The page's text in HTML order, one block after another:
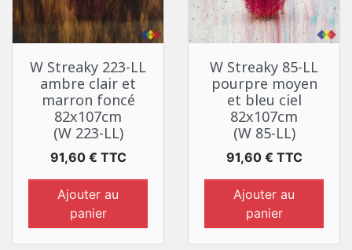
W Streaky 223-LL
ambre clair et
marron foncé
82x107cm
(W 223-LL)
Prix
91,60 € TTC
Ajouter au
panier
W Streaky 85-LL
pourpre moyen
et bleu ciel
82x107cm
(W 85-LL)
Prix
91,60 € TTC
Ajouter au
panier